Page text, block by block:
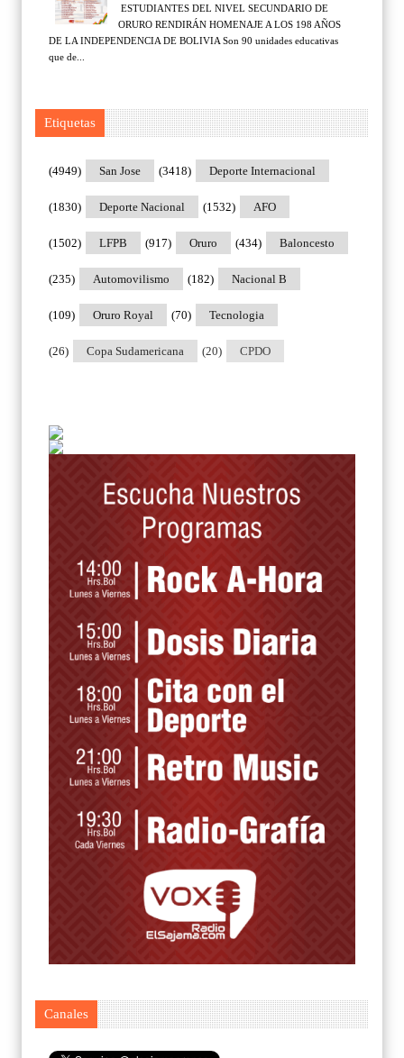
ESTUDIANTES DEL NIVEL SECUNDARIO DE
ORURO RENDIRÁN HOMENAJE A LOS 198 AÑOS
DE LA INDEPENDENCIA DE BOLIVIA Son 90 unidades educativas
que de...
Etiquetas
San Jose
(4949) Deporte Internacional
(3418)
Deporte Nacional
(1830) AFO
(1532)
LFPB
(1502) Oruro
(917) Baloncesto
(434)
Automovilismo
(235) Nacional B
(182)
Oruro Royal
(109) Tecnologia
(70)
Copa Sudamericana
(26) CPDO
(20)
Canales